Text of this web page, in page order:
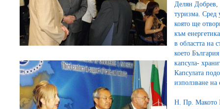
Делян Добрев,
туризма. Сред
която ще
към
в областта на
което
капсула-
Капсулата
използване
Н. Пр. Макото